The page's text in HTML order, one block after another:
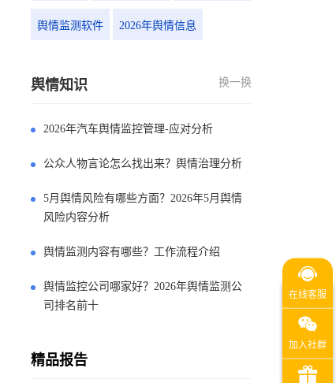
舆情监测软件 2026年舆情信息
舆情知识 换一换
2026年汽车舆情监控管理-应对分析
公众人物言论怎么找出来？舆情治理分析
5月舆情风险有哪些方面？2026年5月舆情
风险内容分析
舆情监测内容有哪些？工作流程介绍
舆情监控公司哪家好？2026年舆情监测公
司排名前十
精品报告